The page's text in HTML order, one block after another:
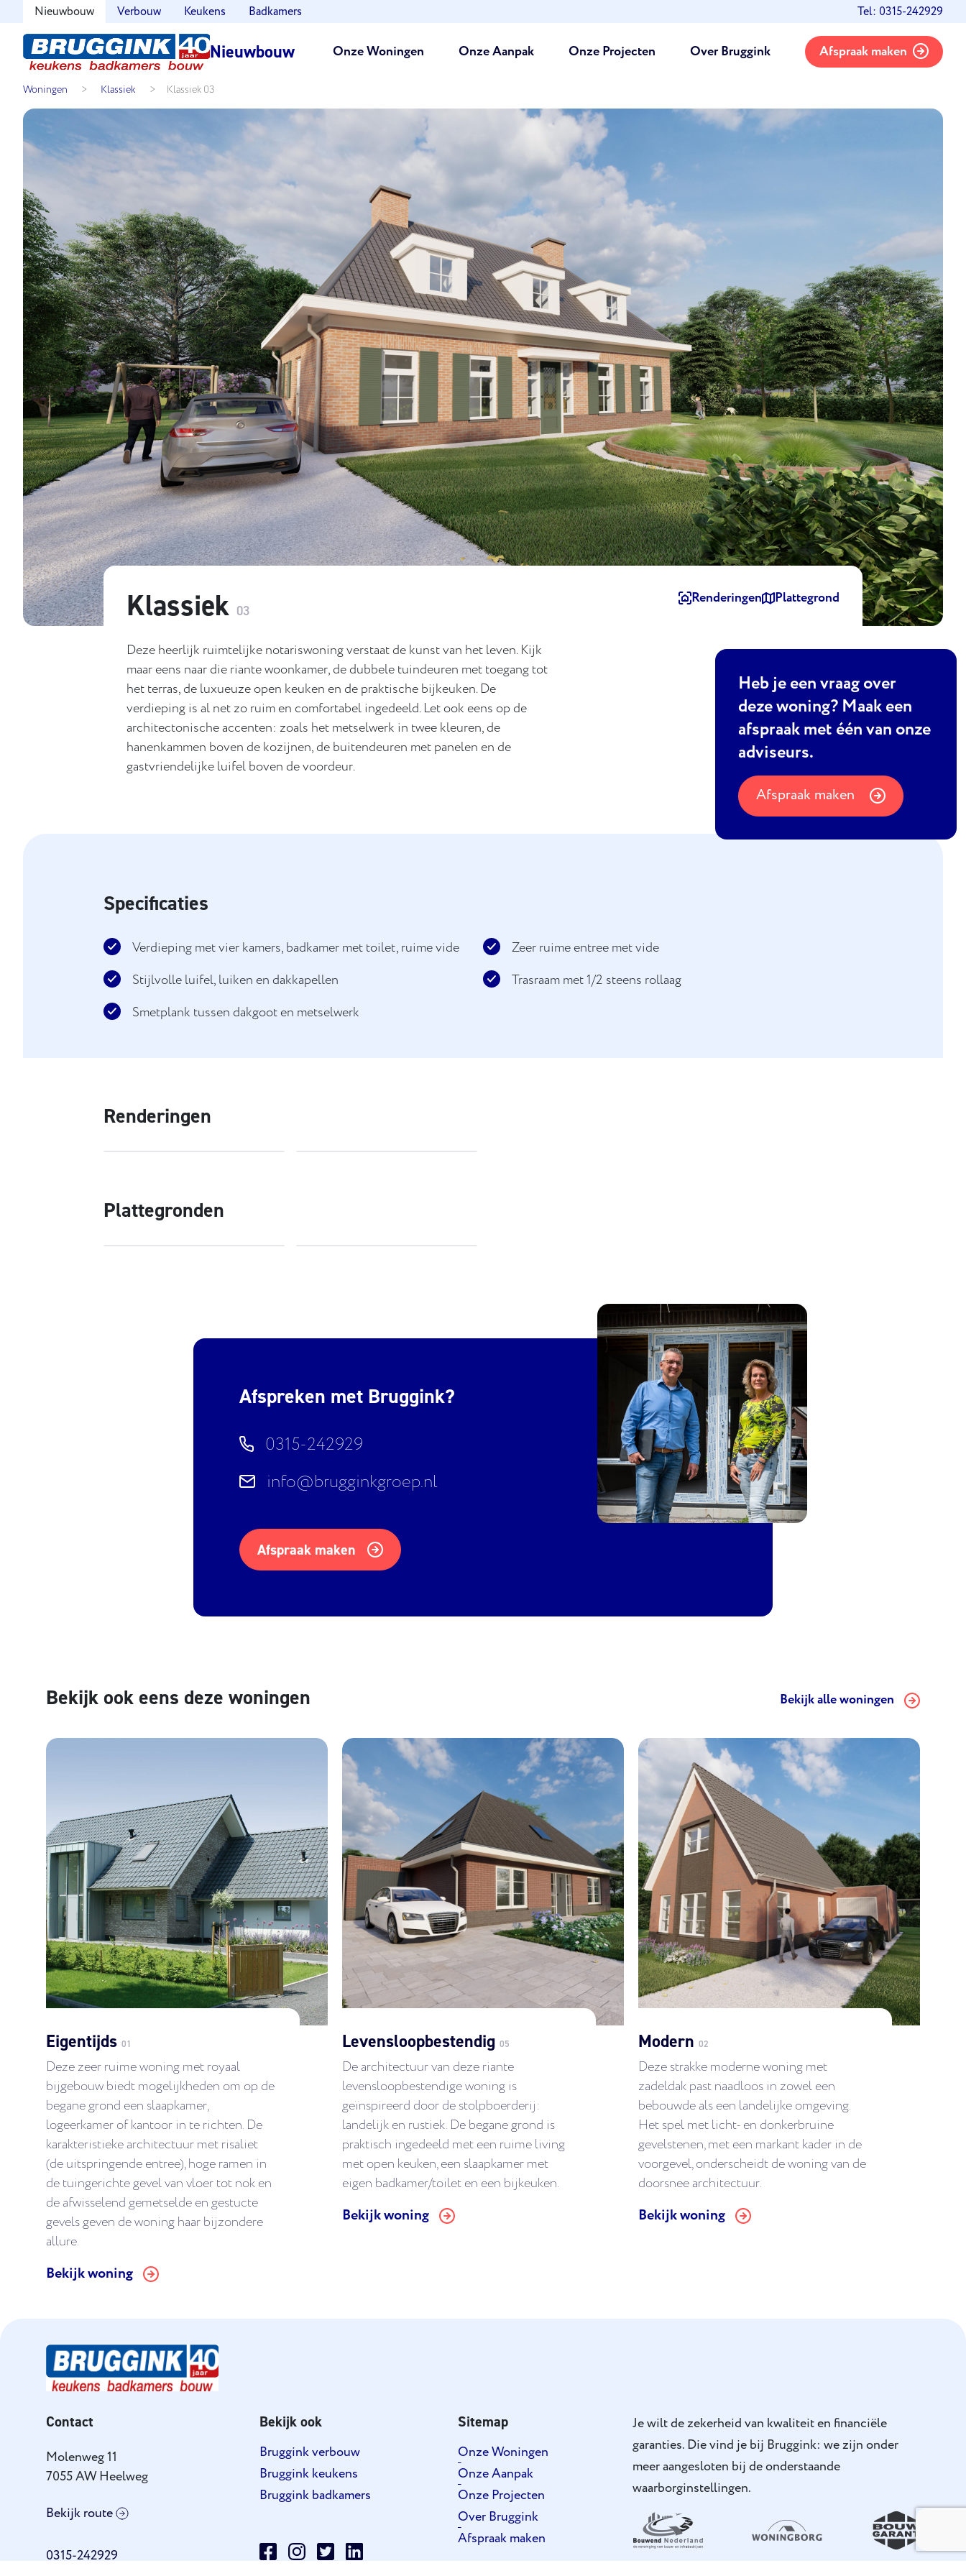
Nieuwbouw Verbouw Keukens Badkamers Tel: 0315-242929
Nieuwbouw Onze Woningen Onze Aanpak Onze Projecten Over Bruggink Afspraak maken
Woningen > Klassiek > Klassiek 03
Klassiek 03
Deze heerlijk ruimtelijke notariswoning verstaat de kunst van het leven. Kijk
maar eens naar die riante woonkamer, de dubbele tuindeuren met toegang tot
het terras, de luxueuze open keuken en de praktische bijkeuken. De
verdieping is al net zo ruim en comfortabel ingedeeld. Let ook eens op de
architectonische accenten: zoals het metselwerk in twee kleuren, de
hanenkammen boven de kozijnen, de buitendeuren met panelen en de
gastvriendelijke luifel boven de voordeur.
Renderingen Plattegrond
Heb je een vraag over
deze woning? Maak een
afspraak met één van onze
adviseurs.
Afspraak maken
Specificaties
Verdieping met vier kamers, badkamer met toilet, ruime vide
Zeer ruime entree met vide
Stijlvolle luifel, luiken en dakkapellen
Trasraam met 1/2 steens rollaag
Smetplank tussen dakgoot en metselwerk
Renderingen
Plattegronden
Afspreken met Bruggink?
0315-242929
info@brugginkgroep.nl
Afspraak maken
Bekijk ook eens deze woningen Bekijk alle woningen
Eigentijds 01
Deze zeer ruime woning met royaal
bijgebouw biedt mogelijkheden om op de
begane grond een slaapkamer,
logeerkamer of kantoor in te richten. De
karakteristieke architectuur met risaliet
(de uitspringende entree), hoge ramen in
de tuingerichte gevel van vloer tot nok en
de afwisselend gemetselde en gestucte
gevels geven de woning haar bijzondere
allure.
Bekijk woning
Levensloopbestendig 05
De architectuur van deze riante
levensloopbestendige woning is
geïnspireerd door de stolpboerderij:
landelijk en rustiek. De begane grond is
praktisch ingedeeld met een ruime living
met open keuken, een slaapkamer met
eigen badkamer/toilet en een bijkeuken.
Bekijk woning
Modern 02
Deze strakke moderne woning met
zadeldak past naadloos in zowel een
bebouwde als een landelijke omgeving.
Het spel met licht- en donkerbruine
gevelstenen, met een markant kader in de
voorgevel, onderscheidt de woning van de
doorsnee architectuur.
Bekijk woning
Contact
Molenweg 11
7055 AW Heelweg
Bekijk route
0315-242929
Bekijk ook
Bruggink verbouw
Bruggink keukens
Bruggink badkamers
Sitemap
Onze Woningen
Onze Aanpak
Onze Projecten
Over Bruggink
Afspraak maken
Je wilt de zekerheid van kwaliteit en financiële
garanties. Die vind je bij Bruggink: we zijn onder
meer aangesloten bij de onderstaande
waarborginstellingen.